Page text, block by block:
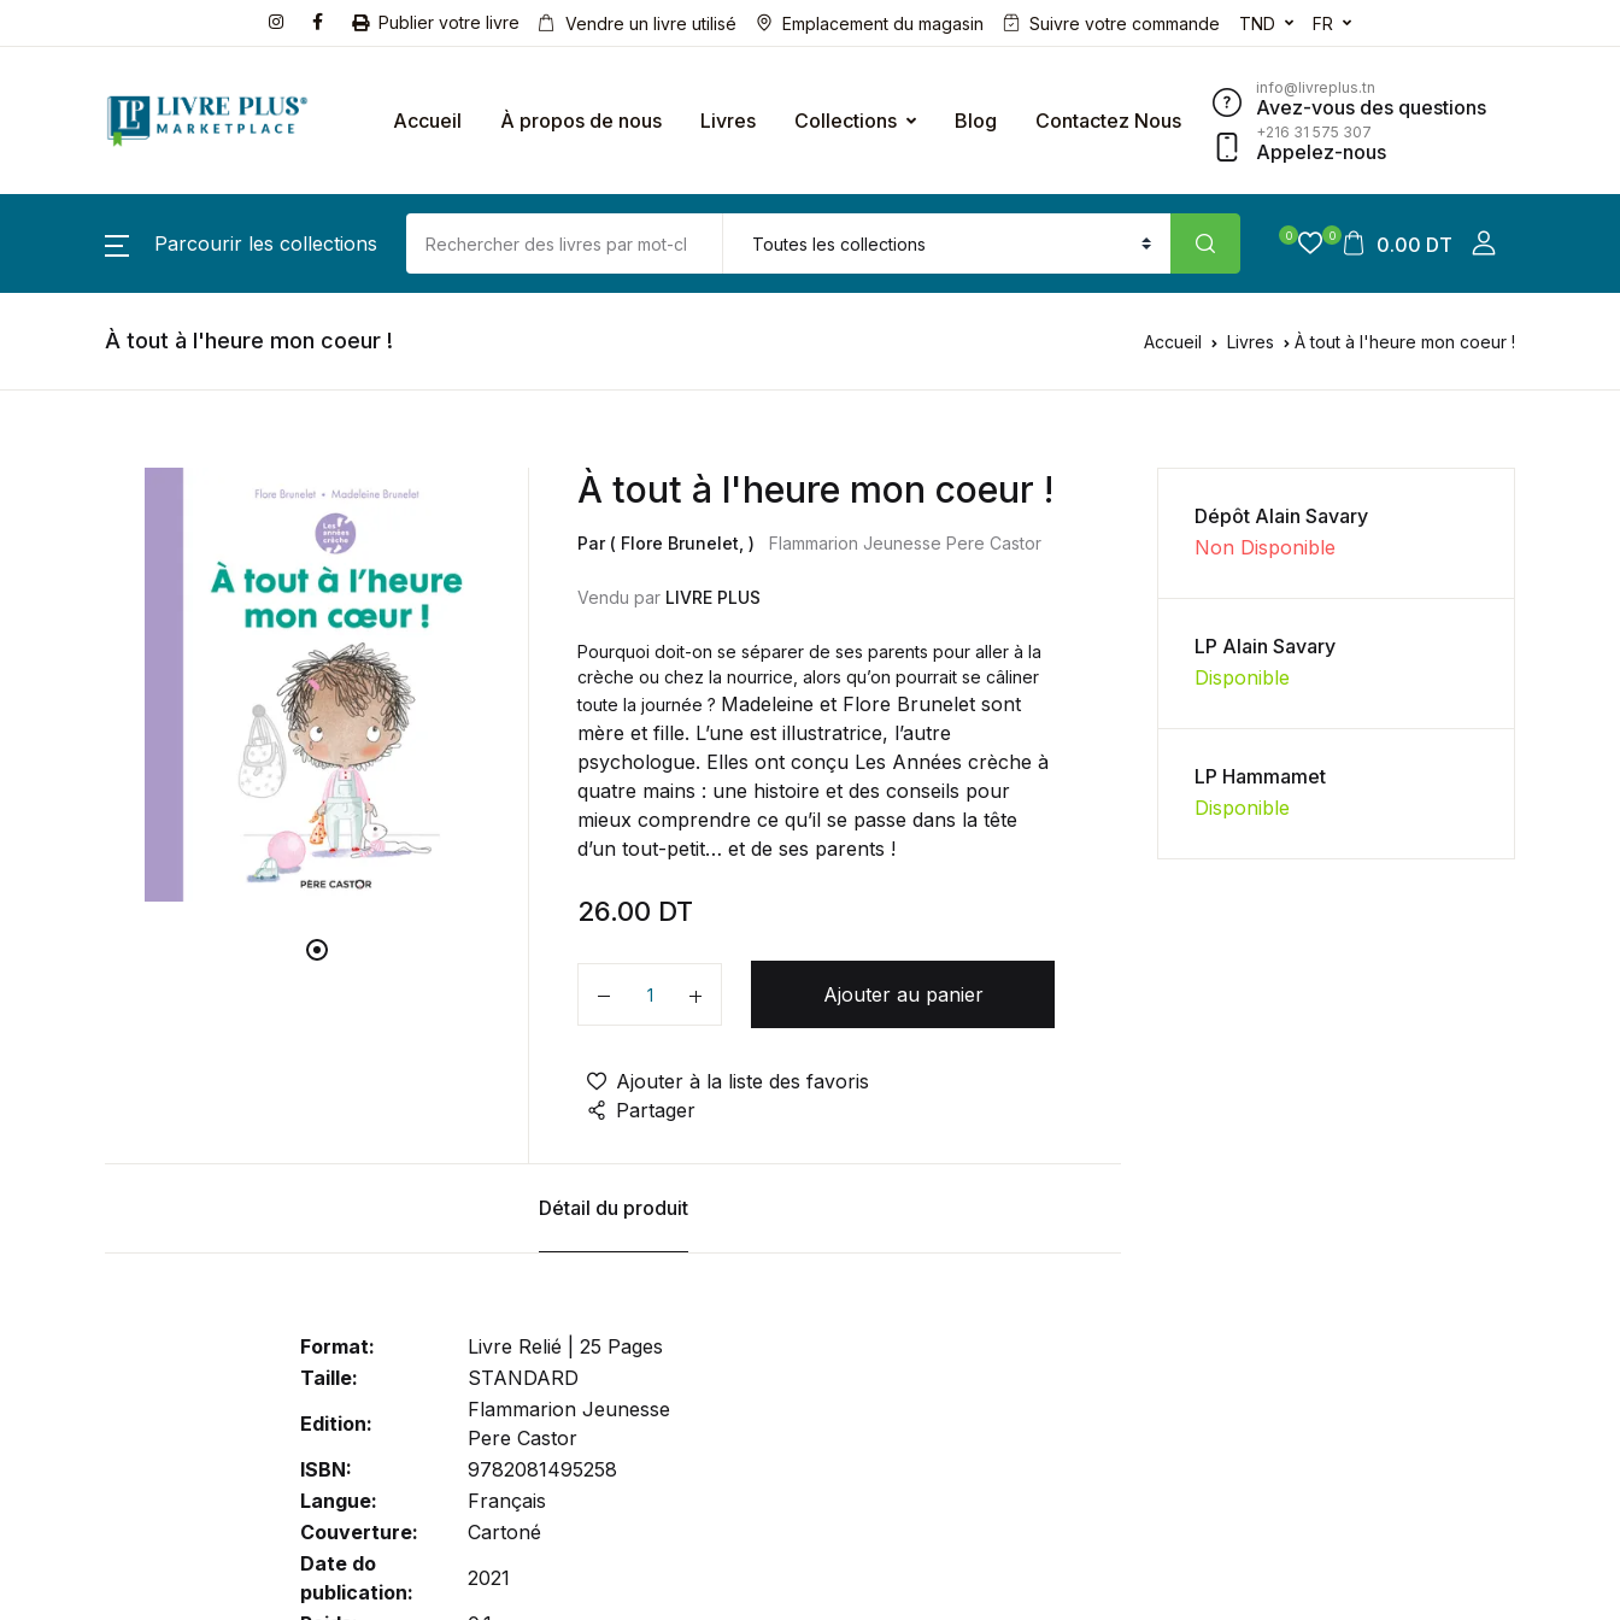
Publier votre livre Vendre un livre utilisé Emplacement du magasin Suivre votre commande TND FR
Accueil À propos de nous Livres Collections Blog Contactez Nous
info@livreplus.tn
Avez-vous des questions
+216 31 575 307
Appelez-nous
Parcourir les collections 0 0 0.00 DT
À tout à l'heure mon coeur ! Accueil Livres À tout à l'heure mon coeur !
À tout à l'heure mon coeur !
Par ( Flore Brunelet, ) Flammarion Jeunesse Pere Castor
Vendu par LIVRE PLUS
Pourquoi doit-on se séparer de ses parents pour aller à la
crèche ou chez la nourrice, alors qu’on pourrait se câliner
toute la journée ? Madeleine et Flore Brunelet sont
mère et fille. L’une est illustratrice, l’autre
psychologue. Elles ont conçu Les Années crèche à
quatre mains : une histoire et des conseils pour
mieux comprendre ce qu’il se passe dans la tête
d’un tout-petit… et de ses parents !
26.00 DT
Quantité
Ajouter au panier
Ajouter à la liste des favoris
Partager
Détail du produit
Format:
Livre Relié | 25 Pages
Taille:
STANDARD
Edition:
Flammarion Jeunesse
Pere Castor
ISBN:
9782081495258
Langue:
Français
Couverture:
Cartoné
Date do
publication:
2021
Dépôt Alain Savary
Non Disponible
LP Alain Savary
Disponible
LP Hammamet
Disponible